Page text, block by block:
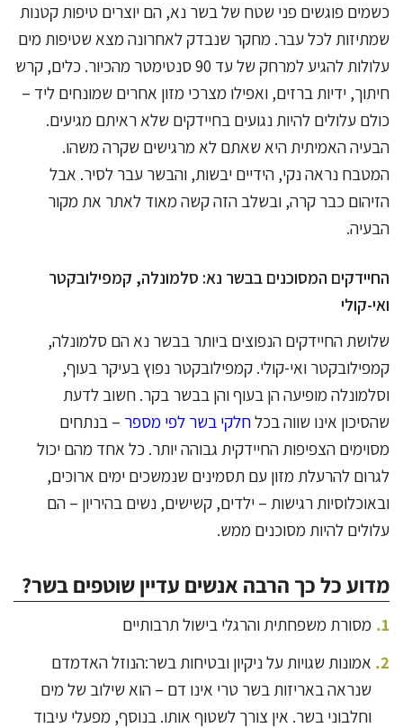
כשמים פוגשים פני שטח של בשר נא, הם יוצרים טיפות קטנות
שמתיזות לכל עבר. מחקר שנבדק לאחרונה מצא שטיפות מים
עלולות להגיע למרחק של עד 90 סנטימטר מהכיור. כלים, קרש
חיתוך, ידיות ברזים, ואפילו מצרכי מזון אחרים שמונחים ליד –
כולם עלולים להיות נגועים בחיידקים שלא ראיתם מגיעים.
הבעיה האמיתית היא שאתם לא מרגישים שקרה משהו.
המטבח נראה נקי, הידיים יבשות, והבשר עבר לסיר. אבל
הזיהום כבר קרה, ובשלב הזה קשה מאוד לאתר את מקור
הבעיה.
החיידקים המסוכנים בבשר נא: סלמונלה, קמפילובקטר
ואי-קולי
שלושת החיידקים הנפוצים ביותר בבשר נא הם סלמונלה,
קמפילובקטר ואי-קולי. קמפילובקטר נפוץ בעיקר בעוף,
וסלמונלה מופיעה הן בעוף והן בבשר בקר. חשוב לדעת
שהסיכון אינו שווה בכלחלקי בשר לפי מספר – בנתחים
מסוימים הצפיפות החיידקית גבוהה יותר. כל אחד מהם יכול
לגרום להרעלת מזון עם תסמינים שנמשכים ימים ארוכים,
ובאוכלוסיות רגישות – ילדים, קשישים, נשים בהיריון – הם
עלולים להיות מסוכנים ממש.
מדוע כל כך הרבה אנשים עדיין שוטפים בשר?
מסורת משפחתית והרגלי בישול תרבותיים
אמונות שגויות על ניקיון ובטיחות בשר:הנוזל האדמדם
שנראה באריזות בשר טרי אינו דם – הוא שילוב של מים
וחלבוני בשר. אין צורך לשטוף אותו. בנוסף, מפעלי עיבוד